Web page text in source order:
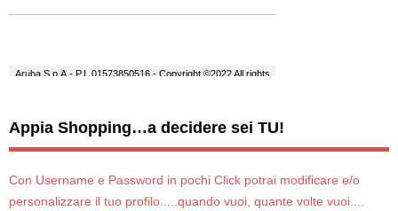
Appia Shopping…a decidere sei TU!
Con Username e Password in pochi Click potrai modificare e/o
personalizzare il tuo profilo.....quando vuoi, quante volte vuoi....